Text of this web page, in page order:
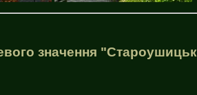
значення